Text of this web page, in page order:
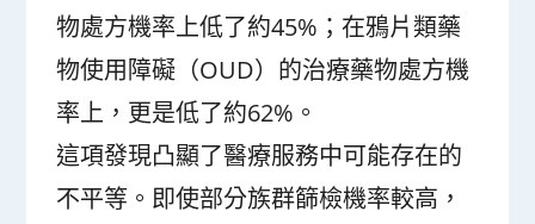
物處方機率上低了約45%；在鴉片類藥
物使用障礙（OUD）的治療藥物處方機
率上，更是低了約62%。
這項發現凸顯了醫療服務中可能存在的
不平等。即使部分族群篩檢機率較高，